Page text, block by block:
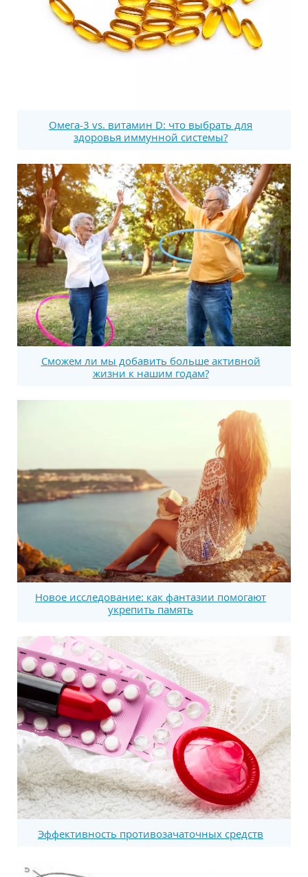
Омега-3 vs. витамин D: что выбрать для
здоровья иммунной системы?
Сможем ли мы добавить больше активной
жизни к нашим годам?
Новое исследование: как фантазии помогают
укрепить память
Эффективность противозачаточных средств